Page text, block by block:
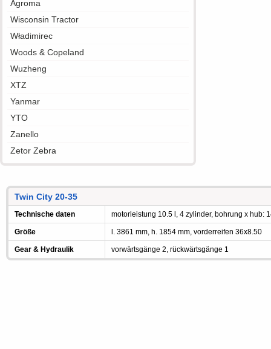
Agroma
Wisconsin Tractor
Władimirec
Woods & Copeland
Wuzheng
XTZ
Yanmar
YTO
Zanello
Zetor Zebra
Twin City 20-35
Technische daten motorleistung 10.5 l, 4 zylinder, bohrung x hub:
Größe l. 3861 mm, h. 1854 mm, vorderreifen 36x8.50
Gear & Hydraulik vorwärtsgänge 2, rückwärtsgänge 1